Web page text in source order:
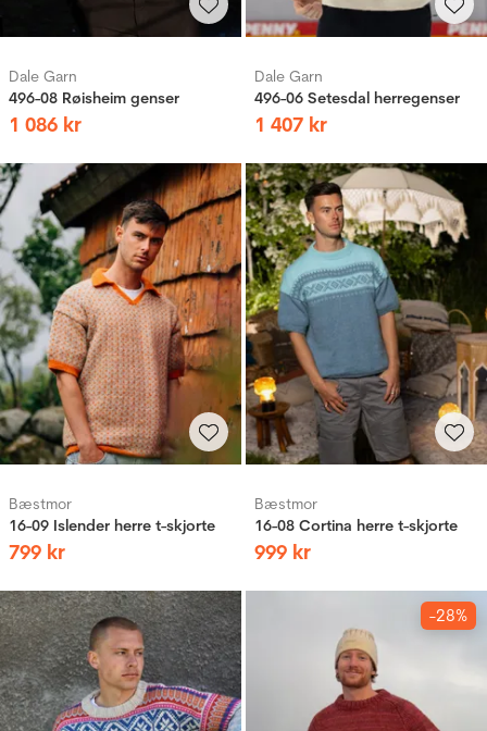
Dale Garn
496-08 Røisheim genser
1 086 kr
Dale Garn
496-06 Setesdal herregenser
1 407 kr
Bæstmor
16-09 Islender herre t-skjorte
799 kr
Bæstmor
16-08 Cortina herre t-skjorte
999 kr
-28%